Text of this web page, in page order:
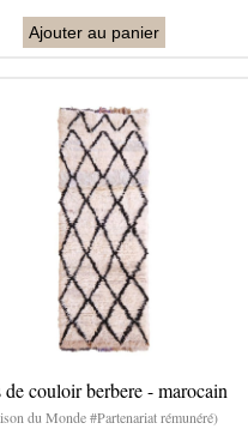
Ajouter au panier
de couloir berbere - marocain
du Monde #Partenariat rémunéré)